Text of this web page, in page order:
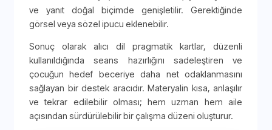
ve yanıt doğal biçimde genişletilir. Gerektiğinde
görsel veya sözel ipucu eklenebilir.
Sonuç olarak alıcı dil pragmatik kartlar, düzenli
kullanıldığında seans hazırlığını sadeleştiren ve
çocuğun hedef beceriye daha net odaklanmasını
sağlayan bir destek aracıdır. Materyalin kısa, anlaşılır
ve tekrar edilebilir olması; hem uzman hem aile
açısından sürdürülebilir bir çalışma düzeni oluşturur.